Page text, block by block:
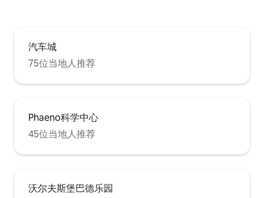
汽车城
75位当地人推荐
Phaeno科学中心
45位当地人推荐
沃尔夫斯堡巴德乐园